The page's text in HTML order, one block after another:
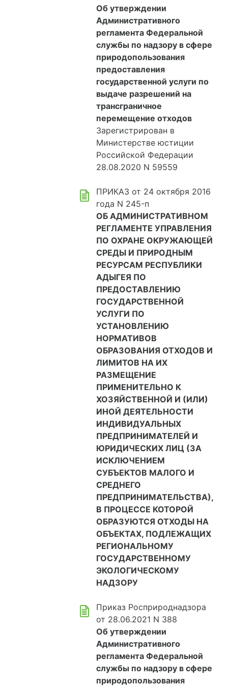
Об утверждении
Административного
регламента Федеральной
службы по надзору в сфере
природопользования
предоставления
государственной услуги по
выдаче разрешений на
трансграничное
перемещение отходов
Зарегистрирован в
Министерстве юстиции
Российской Федерации
28.08.2020 N 59559
ПРИКАЗ от 24 октября 2016
года N 245-п
ОБ АДМИНИСТРАТИВНОМ
РЕГЛАМЕНТЕ УПРАВЛЕНИЯ
ПО ОХРАНЕ ОКРУЖАЮЩЕЙ
СРЕДЫ И ПРИРОДНЫМ
РЕСУРСАМ РЕСПУБЛИКИ
АДЫГЕЯ ПО
ПРЕДОСТАВЛЕНИЮ
ГОСУДАРСТВЕННОЙ
УСЛУГИ ПО
УСТАНОВЛЕНИЮ
НОРМАТИВОВ
ОБРАЗОВАНИЯ ОТХОДОВ И
ЛИМИТОВ НА ИХ
РАЗМЕЩЕНИЕ
ПРИМЕНИТЕЛЬНО К
ХОЗЯЙСТВЕННОЙ И (ИЛИ)
ИНОЙ ДЕЯТЕЛЬНОСТИ
ИНДИВИДУАЛЬНЫХ
ПРЕДПРИНИМАТЕЛЕЙ И
ЮРИДИЧЕСКИХ ЛИЦ (ЗА
ИСКЛЮЧЕНИЕМ
СУБЪЕКТОВ МАЛОГО И
СРЕДНЕГО
ПРЕДПРИНИМАТЕЛЬСТВА),
В ПРОЦЕССЕ КОТОРОЙ
ОБРАЗУЮТСЯ ОТХОДЫ НА
ОБЪЕКТАХ, ПОДЛЕЖАЩИХ
РЕГИОНАЛЬНОМУ
ГОСУДАРСТВЕННОМУ
ЭКОЛОГИЧЕСКОМУ
НАДЗОРУ
Приказ Росприроднадзора
от 28.06.2021 N 388
Об утверждении
Административного
регламента Федеральной
службы по надзору в сфере
природопользования